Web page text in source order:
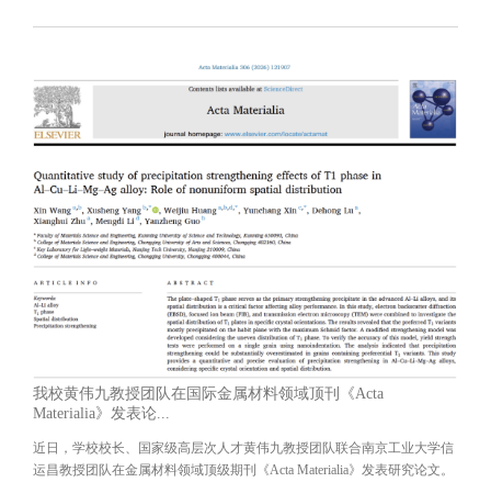
我校黄伟九教授团队在国际金属材料领域顶刊《Acta
Materialia》发表论...
近日，学校校长、国家级高层次人才黄伟九教授团队联合南京工业大学信
运昌教授团队在金属材料领域顶级期刊《Acta Materialia》发表研究论文。